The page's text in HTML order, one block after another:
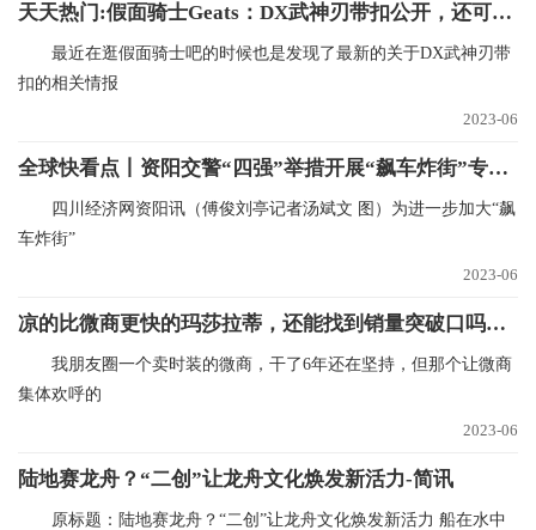
天天热门:假面骑士Geats：DX武神刃带扣公开，还可以与其他大带扣联动
最近在逛假面骑士吧的时候也是发现了最新的关于DX武神刃带
扣的相关情报
2023-06
全球快看点丨资阳交警“四强”举措开展“飙车炸街”专项行动
四川经济网资阳讯（傅俊刘亭记者汤斌文 图）为进一步加大“飙
车炸街”
2023-06
凉的比微商更快的玛莎拉蒂，还能找到销量突破口吗？|全球快播报
我朋友圈一个卖时装的微商，干了6年还在坚持，但那个让微商
集体欢呼的
2023-06
陆地赛龙舟？“二创”让龙舟文化焕发新活力-简讯
原标题：陆地赛龙舟？“二创”让龙舟文化焕发新活力 船在水中